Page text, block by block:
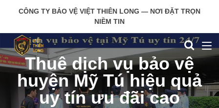
CÔNG TY BẢO VỆ VIỆT THIÊN LONG — NƠI ĐẶT TRỌN
NIỀM TIN
Thuê dịch vụ bảo vệ
huyện Mỹ Tú hiệu quả
uy tín ưu đãi cao